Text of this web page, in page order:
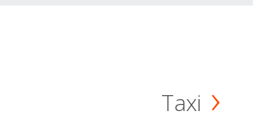
Taxi